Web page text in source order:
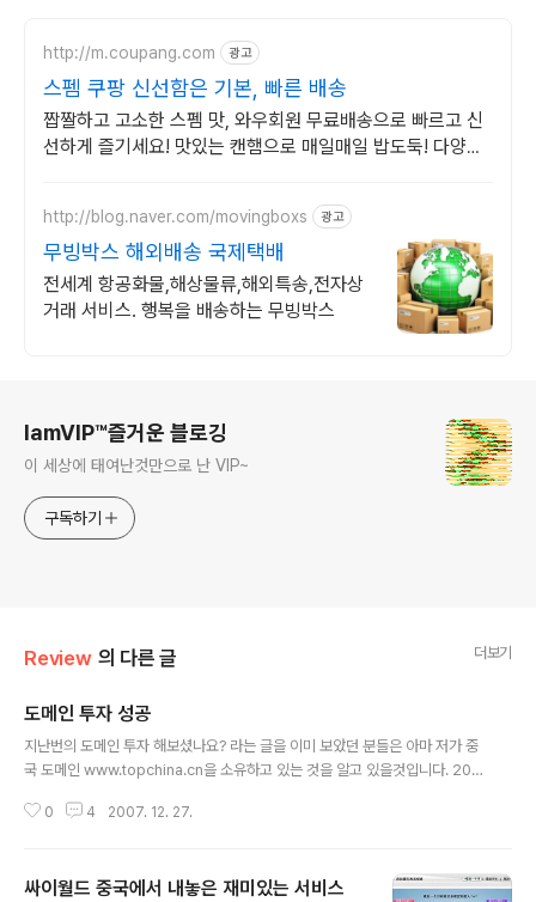
http://m.coupang.com 광고
스펨 쿠팡 신선함은 기본, 빠른 배송
짭짤하고 고소한 스펨 맛, 와우회원 무료배송으로 빠르고 신
선하게 즐기세요! 맛있는 캔햄으로 매일매일 밥도둑! 다양한
http://blog.naver.com/movingboxs 광고
무빙박스 해외배송 국제택배
전세계 항공화물,해상물류,해외특송,전자상
거래 서비스. 행복을 배송하는 무빙박스
IamVIP™즐거운 블로깅
이 세상에 태여난것만으로 난 VIP~
구독하기
Review 의 다른 글 더보기
도메인 투자 성공
지난번의 도메인 투자 해보셨나요? 라는 글을 이미 보았던 분들은 아마 저가 중
국 도메인 www.topchina.cn을 소유하고 있는 것을 알고 있을것입니다. 200
개인적으로 사용하지 않고 그냥 투자용으로 놔주었습니다. 지난번의 포스팅에
우)을 주고 구매하겠다고 해서 어이없다고 했습니다. 그래서 100원 200원,50
0 4 2007. 12. 27.
싸이월드 중국에서 내놓은 재미있는 서비스